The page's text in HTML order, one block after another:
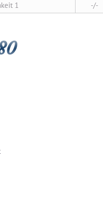
1 -/-